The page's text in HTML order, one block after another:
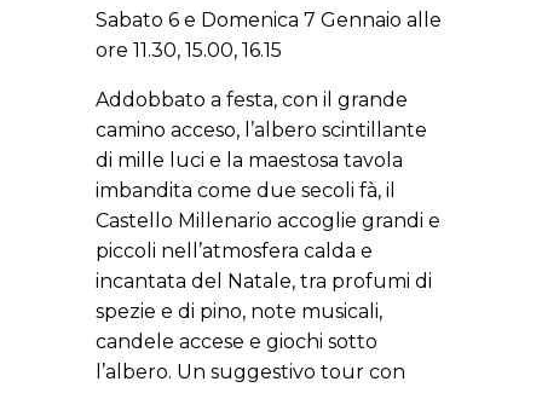
Sabato 6 e Domenica 7 Gennaio alle
ore 11.30, 15.00, 16.15
Addobbato a festa, con il grande
camino acceso, l’albero scintillante
di mille luci e la maestosa tavola
imbandita come due secoli fà, il
Castello Millenario accoglie grandi e
piccoli nell’atmosfera calda e
incantata del Natale, tra profumi di
spezie e di pino, note musicali,
candele accese e giochi sotto
l’albero. Un suggestivo tour con